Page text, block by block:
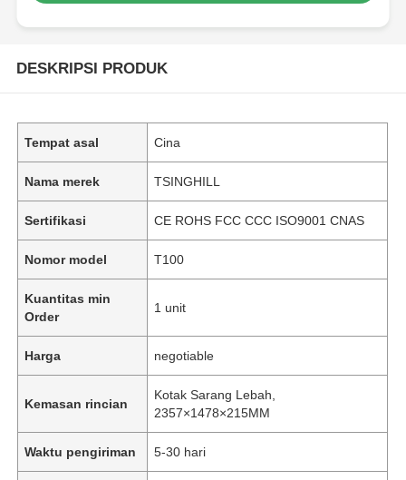
DESKRIPSI PRODUK
Tempat asal Cina
Nama merek TSINGHILL
Sertifikasi CE ROHS FCC CCC ISO9001 CNAS
Nomor model T100
Kuantitas min
Order
1 unit
Harga negotiable
Kemasan rincian
Kotak Sarang Lebah,
2357×1478×215MM
Waktu pengiriman 5-30 hari